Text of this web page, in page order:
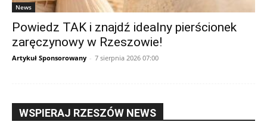
News
Powiedz TAK i znajdź idealny pierścionek
zaręczynowy w Rzeszowie!
Artykuł Sponsorowany - 7 sierpnia 2026 07:00
WSPIERAJ RZESZÓW NEWS